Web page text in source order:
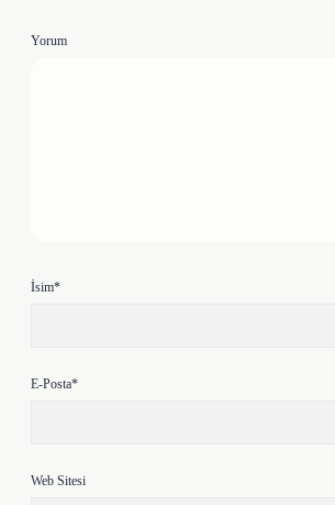
Yorum
İsim*
E-Posta*
Web Sitesi